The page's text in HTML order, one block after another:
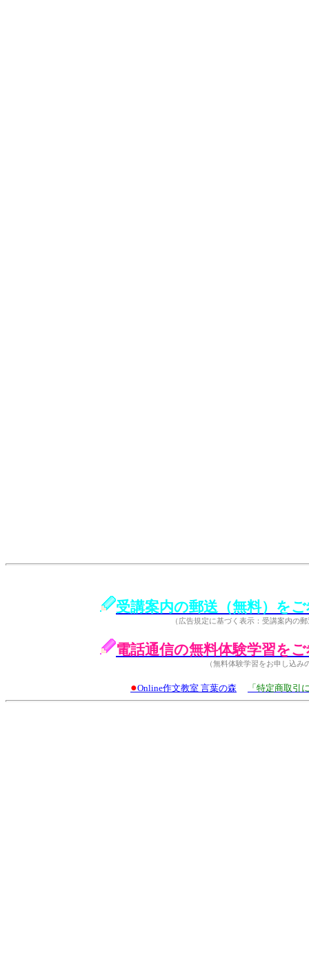
受講案内の郵送（無料）を
（広告規定に基づく表示：受講案内の
電話通信の無料体験学習を
（無料体験学習をお申し込
●Online作文教室 言葉の森 「特定商取引